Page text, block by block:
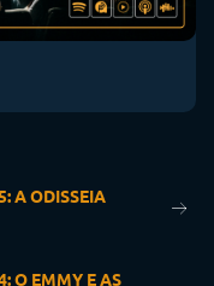
A ODISSEIA
O EMMY E AS